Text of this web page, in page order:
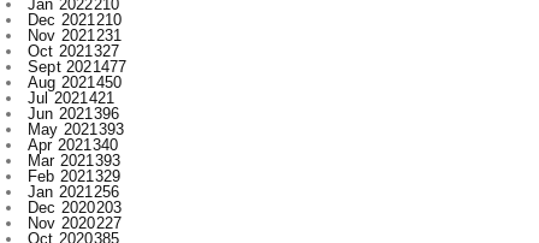
Aug 2021450
Jul 2021421
Jun 2021396
May 2021393
Apr 2021340
Mar 2021393
Feb 2021329
Jan 2021256
Dec 2020203
Nov 2020227
Oct 2020385
Sept 2020533
Aug 2020284
Jul 2020166
Jun 20201